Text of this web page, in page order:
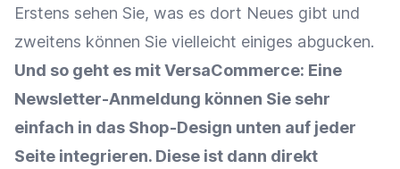
Erstens sehen Sie, was es dort Neues gibt und
zweitens können Sie vielleicht einiges abgucken.
Und so geht es mit VersaCommerce: Eine
Newsletter-Anmeldung können Sie sehr
einfach in das Shop-Design unten auf jeder
Seite integrieren. Diese ist dann direkt